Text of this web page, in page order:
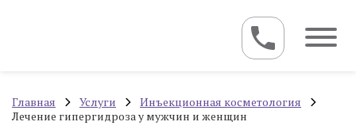
Главная Услуги
Инъекционная косметология
Лечение гипергидроза у мужчин и женщин